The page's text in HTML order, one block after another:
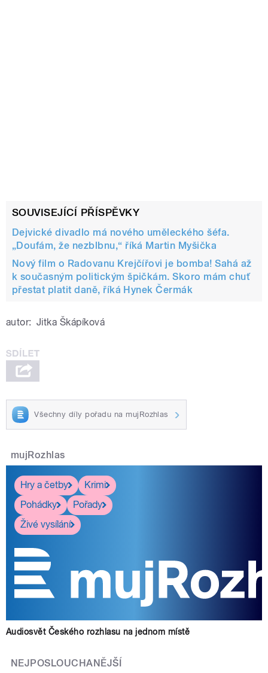
SOUVISEJÍCÍ PŘÍSPĚVKY
Dejvické divadlo má nového uměleckého šéfa.
„Doufám, že nezblbnu,“ říká Martin Myšička
Nový film o Radovanu Krejčířovi je bomba! Sahá až
k současným politickým špičkám. Skoro mám chuť
přestat platit daně, říká Hynek Čermák
autor: Jitka Škápíková
Všechny díly pořadu na mujRozhlas
mujRozhlas
Hry a četby
Krimi
Pohádky
Pořady
Živé vysílání
Audiosvět Českého rozhlasu na jednom místě
NEJPOSLOUCHANĚJŠÍ